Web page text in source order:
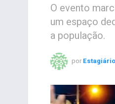
O evento
um espaço
a população.
por